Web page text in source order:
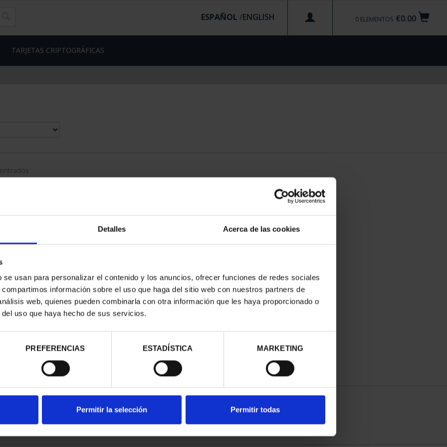
Detalles Acerca de las cookies
usan para personalizar el contenido y los anuncios, ofrecer funciones de redes sociales
información sobre el uso que haga del sitio web con nuestros partners de
web, quienes pueden combinarla con otra información que les haya proporcionado o
uso que haya hecho de sus servicios.
PREFERENCIAS ESTADÍSTICA MARKETING
Permitir la selección Permitir todas
€0.00
0 ELEMENTOS
ESPAÑOL /
TARJETAS CRIPTOGRÁFICAS
-
HENARES
CIUDADES PATRIMONIO -
ÁVILA